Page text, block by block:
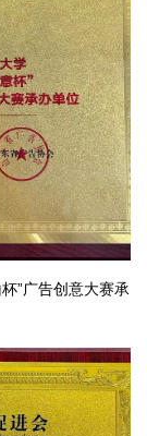
”广告创意大赛承